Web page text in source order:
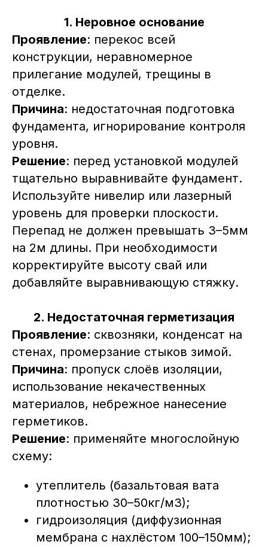
1. Неровное основание
Проявление: перекос всей
конструкции, неравномерное
прилегание модулей, трещины в
отделке.
Причина: недостаточная подготовка
фундамента, игнорирование контроля
уровня.
Решение: перед установкой модулей
тщательно выравнивайте фундамент.
Используйте нивелир или лазерный
уровень для проверки плоскости.
Перепад не должен превышать 3–5мм
на 2м длины. При необходимости
корректируйте высоту свай или
добавляйте выравнивающую стяжку.
2. Недостаточная герметизация
Проявление: сквозняки, конденсат на
стенах, промерзание стыков зимой.
Причина: пропуск слоёв изоляции,
использование некачественных
материалов, небрежное нанесение
герметиков.
Решение: применяйте многослойную
схему:
утеплитель (базальтовая вата
плотностью 30–50кг/м3);
гидроизоляция (диффузионная
мембрана с нахлёстом 100–150мм);